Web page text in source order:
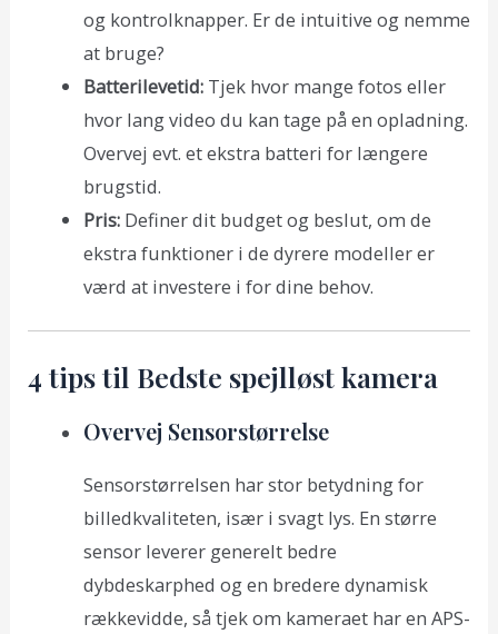
og kontrolknapper. Er de intuitive og nemme
at bruge?
Batterilevetid:Tjek hvor mange fotos eller
hvor lang video du kan tage på en opladning.
Overvej evt. et ekstra batteri for længere
brugstid.
Pris:Definer dit budget og beslut, om de
ekstra funktioner i de dyrere modeller er
værd at investere i for dine behov.
4 tips til Bedste spejlløst kamera
Overvej Sensorstørrelse
Sensorstørrelsen har stor betydning for
billedkvaliteten, især i svagt lys. En større
sensor leverer generelt bedre
dybdeskarphed og en bredere dynamisk
rækkevidde, så tjek om kameraet har en APS-